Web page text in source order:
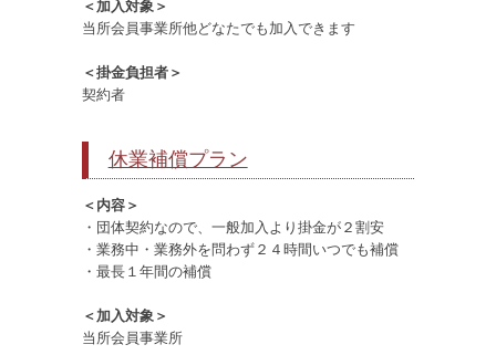
＜加入対象＞
当所会員事業所他どなたでも加入できます
＜掛金負担者＞
契約者
休業補償プラン
＜内容＞
・団体契約なので、一般加入より掛金が２割安
・業務中・業務外を問わず２４時間いつでも補償
・最長１年間の補償
＜加入対象＞
当所会員事業所